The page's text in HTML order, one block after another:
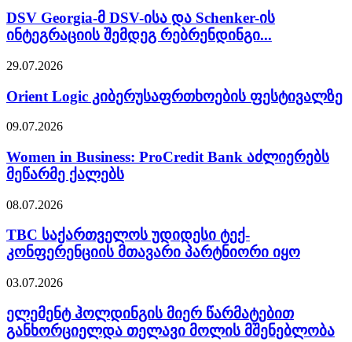
DSV Georgia-მ DSV-ისა და Schenker-ის
ინტეგრაციის შემდეგ რებრენდინგი...
29.07.2026
Orient Logic კიბერუსაფრთხოების ფესტივალზე
09.07.2026
Women in Business: ProCredit Bank აძლიერებს
მეწარმე ქალებს
08.07.2026
TBC საქართველოს უდიდესი ტექ-
კონფერენციის მთავარი პარტნიორი იყო
03.07.2026
ელემენტ ჰოლდინგის მიერ წარმატებით
განხორციელდა თელავი მოლის მშენებლობა